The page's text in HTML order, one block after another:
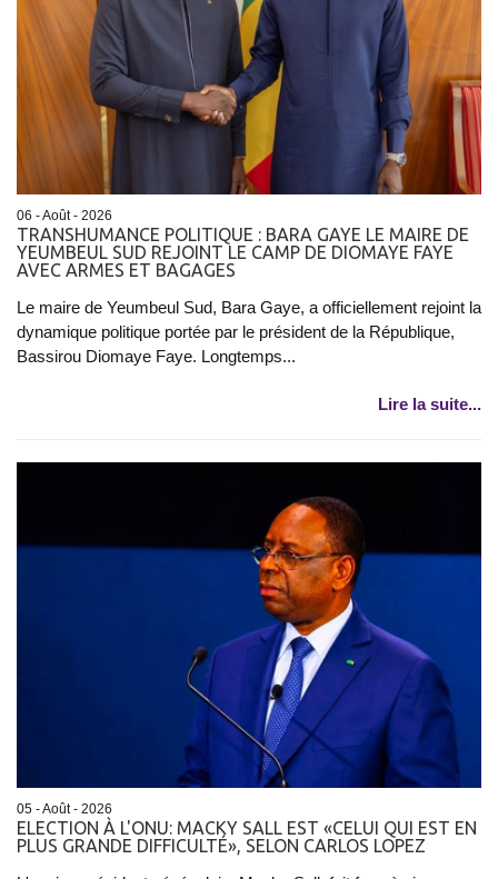
06 - Août - 2026
TRANSHUMANCE POLITIQUE : BARA GAYE LE MAIRE DE
YEUMBEUL SUD REJOINT LE CAMP DE DIOMAYE FAYE
AVEC ARMES ET BAGAGES
Le maire de Yeumbeul Sud, Bara Gaye, a officiellement rejoint la
dynamique politique portée par le président de la République,
Bassirou Diomaye Faye. Longtemps...
Lire la suite...
05 - Août - 2026
ELECTION À L'ONU: MACKY SALL EST «CELUI QUI EST EN
PLUS GRANDE DIFFICULTÉ», SELON CARLOS LOPEZ